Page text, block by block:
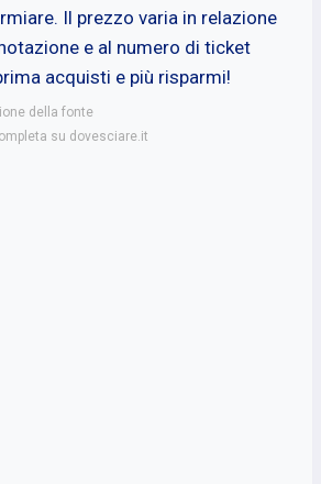
Il prezzo varia in relazione
e al numero di ticket
acquisti e più risparmi!
della fonte
su dovesciare.it